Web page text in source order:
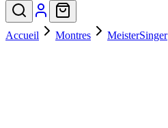
Accueil Montres MeisterSinger